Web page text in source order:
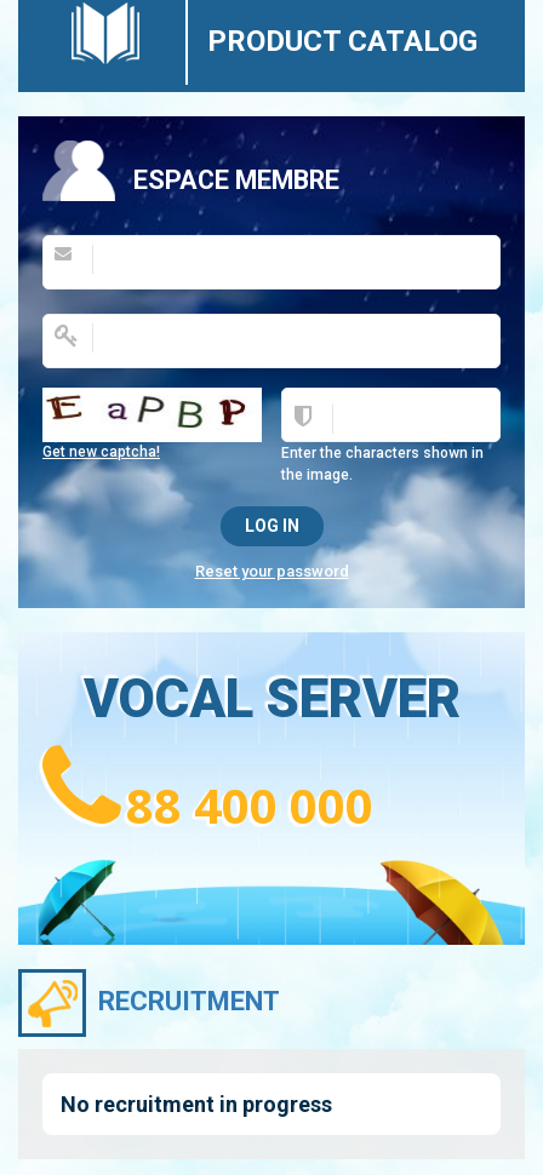
PRODUCT CATALOG
ESPACE MEMBRE
Enter the characters shown in
the image.
Get new captcha!
Reset your password
VOCAL SERVER
88 400 000
RECRUITMENT
No recruitment in progress